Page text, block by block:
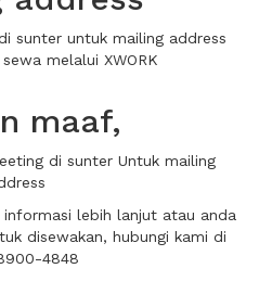
sunter untuk mailing address
melalui XWORK
maaf,
di sunter Untuk mailing
lebih lanjut atau anda
disewakan, hubungi kami di
4848